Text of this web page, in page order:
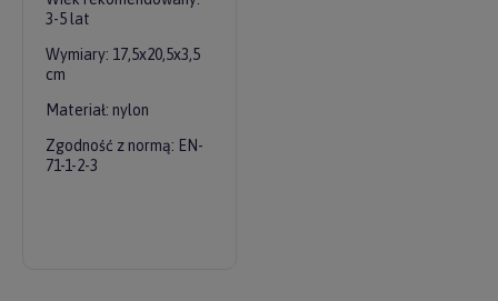
3-5 lat
Wymiary: 17,5x20,5x3,5
cm
Materiał: nylon
Zgodność z normą: EN-
71-1-2-3